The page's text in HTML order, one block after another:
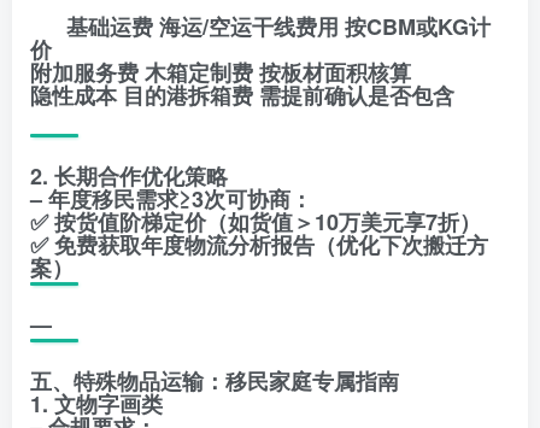
基础运费 海运/空运干线费用 按CBM或KG计
价
附加服务费 木箱定制费 按板材面积核算
隐性成本 目的港拆箱费 需提前确认是否包含
2. 长期合作优化策略
– 年度移民需求≥3次可协商：
✅ 按货值阶梯定价（如货值＞10万美元享7折）
✅ 免费获取年度物流分析报告（优化下次搬迁方
案）
—
五、特殊物品运输：移民家庭专属指南
1. 文物字画类